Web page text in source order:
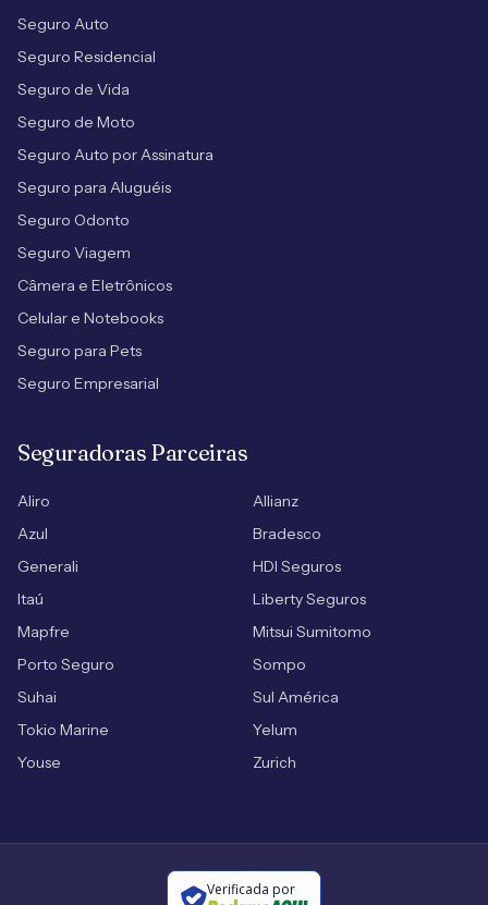
Seguro Auto
Seguro Residencial
Seguro de Vida
Seguro de Moto
Seguro Auto por Assinatura
Seguro para Aluguéis
Seguro Odonto
Seguro Viagem
Câmera e Eletrônicos
Celular e Notebooks
Seguro para Pets
Seguro Empresarial
Seguradoras Parceiras
Aliro
Allianz
Azul
Bradesco
Generali
HDI Seguros
Itaú
Liberty Seguros
Mapfre
Mitsui Sumitomo
Porto Seguro
Sompo
Suhai
Sul América
Tokio Marine
Yelum
Youse
Zurich
Verificada por